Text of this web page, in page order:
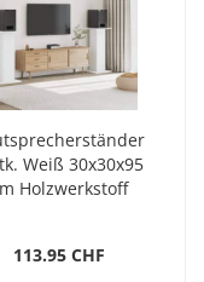
Weiß 30x30x95
Holzwerkstoff
113.95 CHF